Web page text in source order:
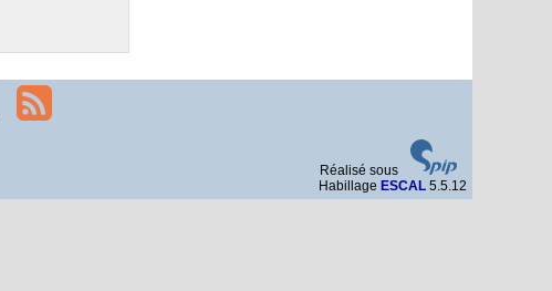
Réalisé sous
Habillage ESCAL 5.5.12